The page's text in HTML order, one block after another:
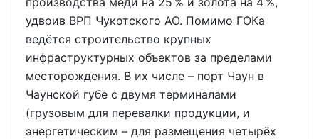
удвоив ВРП Чукотского АО. Помимо ГОКа
ведётся строительство крупных
инфраструктурных объектов за пределами
месторождения. В их числе – порт Чаун в
Чаунской губе с двумя терминалами
(грузовым для перевалки продукции, и
энергетическим – для размещения четырёх